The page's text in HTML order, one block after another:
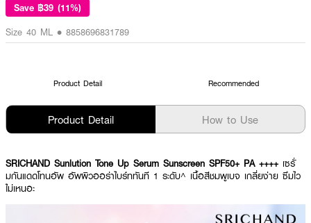
Save ฿39 (11%)
Size 40 ML • 8858696831789
Product Detail Recommended
Product Detail How to Use
SRICHAND Sunlution Tone Up Serum Sunscreen SPF50+ PA ++++ เซรั่
มกันแดดโทนอัพ อัพผิวออร่าไบร์ททันที 1 ระดับ^ เนื้อสีชมพูเบจ เกลี่ยง่าย ซึมไว
ไม่เหนอะ